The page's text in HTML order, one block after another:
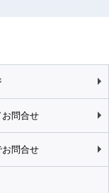
問合せ
問合せ